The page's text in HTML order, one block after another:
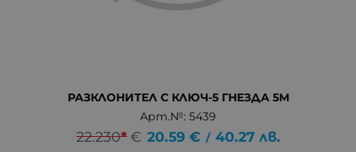
РАЗКЛОНИТЕЛ С КЛЮЧ-5 ГНЕЗДА 5М
Арт.№: 5439
22.230* € 20.59 € / 40.27 лв.